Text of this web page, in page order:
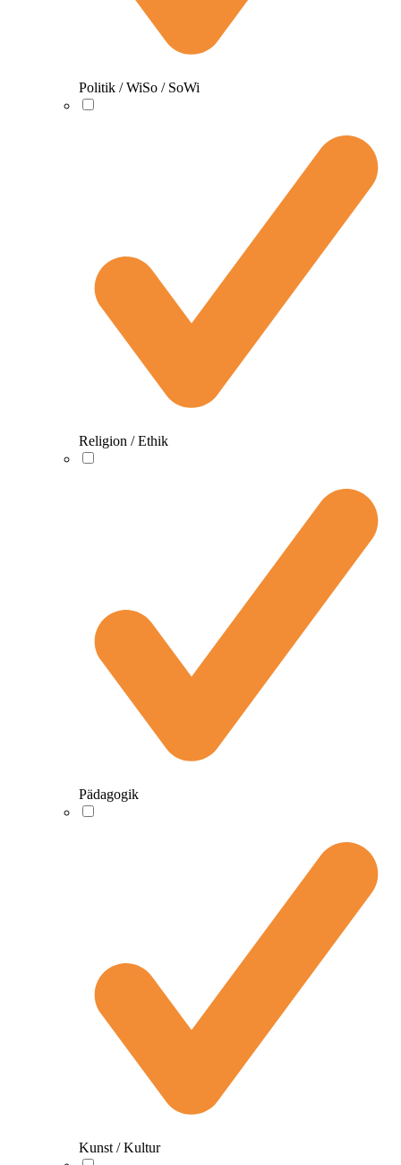
Politik / WiSo / SoWi
Religion / Ethik
Pädagogik
Kunst / Kultur